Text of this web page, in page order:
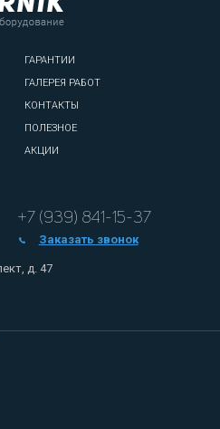
ГАРАНТИИ
ГАЛЕРЕЯ РАБОТ
КОНТАКТЫ
ПОЛЕЗНОЕ
АКЦИИ
+7 (939) 841-15-37
Заказать звонок
д. 47